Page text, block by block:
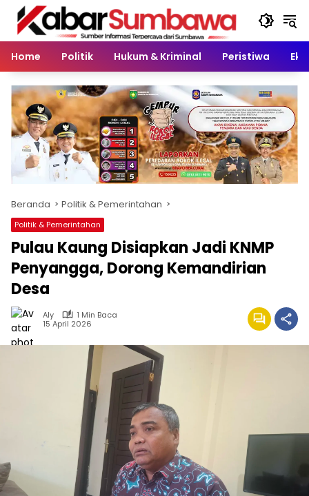
Langsung
konten
Home
Politik Hukum & Kriminal Peristiwa
Beranda Politik & Pemerintahan
Politik & Pemerintahan
Pulau Kaung Disiapkan Jadi KNMP
Penyangga, Dorong Kemandirian
Desa
Aly
1 Min Baca
15 April 2026